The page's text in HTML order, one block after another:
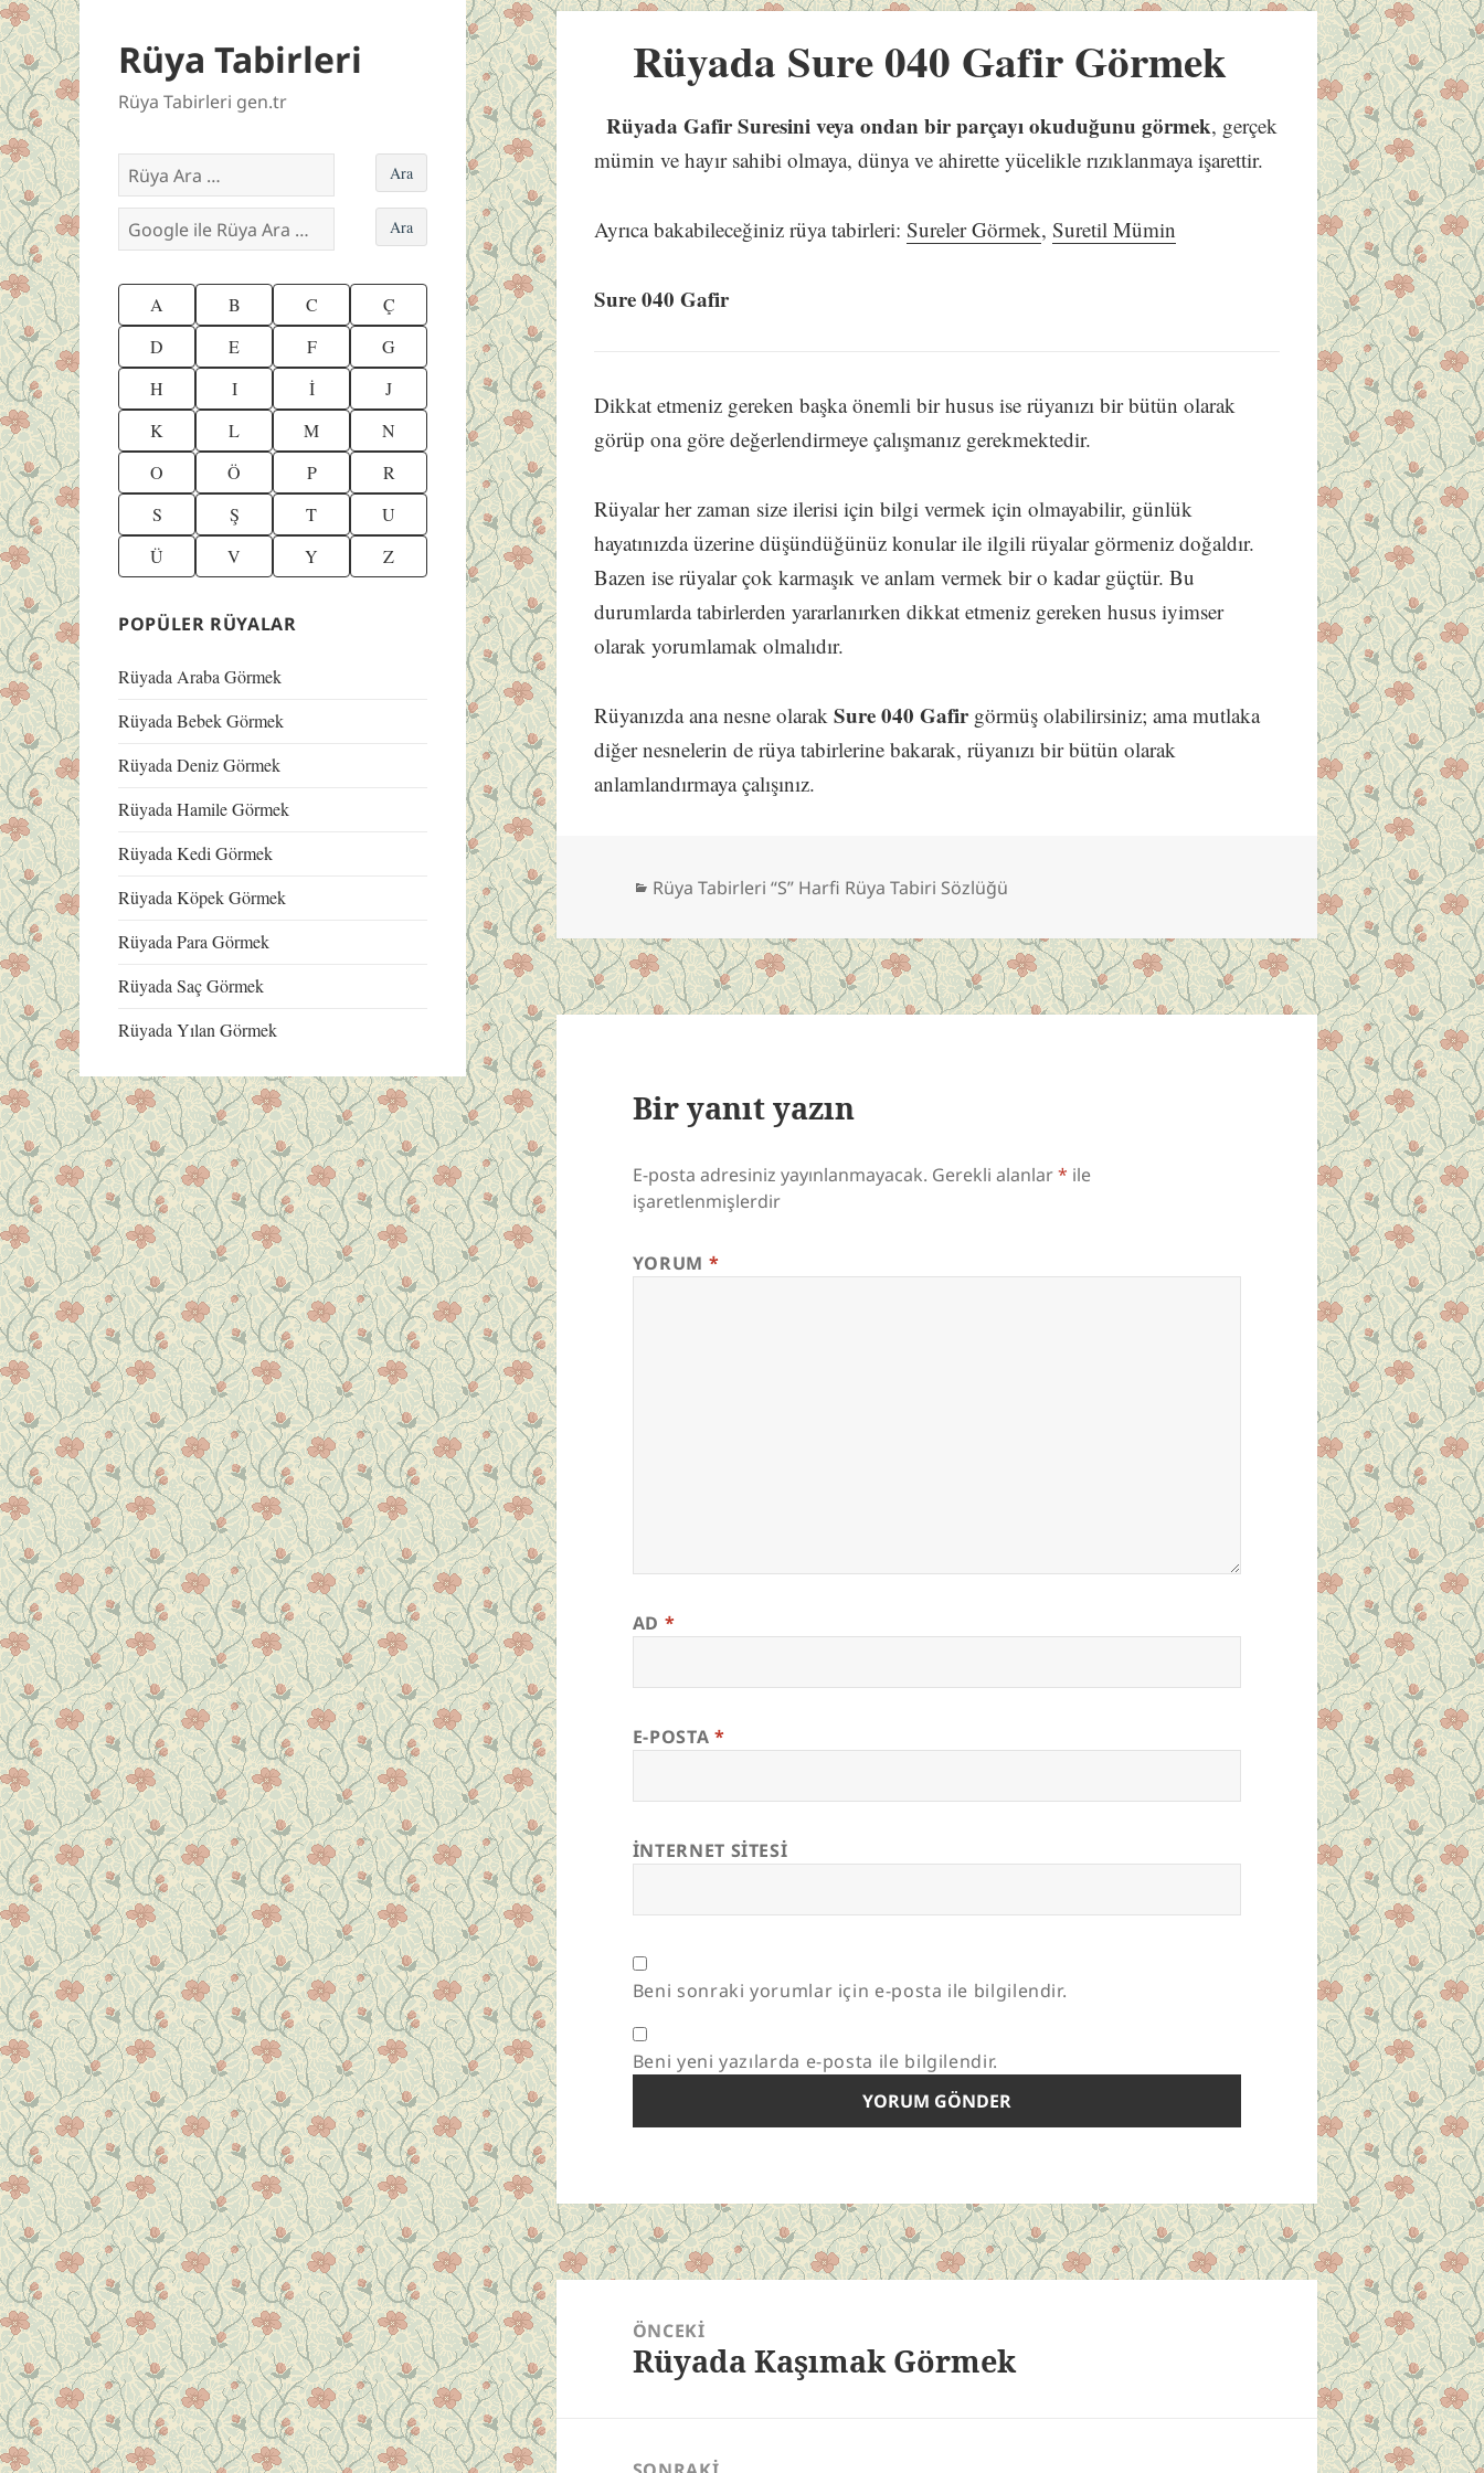
Rüya Tabirleri
Rüya Tabirleri gen.tr
A B C
Ç
D
E F
G
H
I İ
J
K
L M
N
O
Ö P
R
S
Ş T
U
Ü
V Y Z
POPÜLER RÜYALAR
Rüyada Araba Görmek
Rüyada Bebek Görmek
Rüyada Deniz Görmek
Rüyada Hamile Görmek
Rüyada Kedi Görmek
Rüyada Köpek Görmek
Rüyada Para Görmek
Rüyada Saç Görmek
Rüyada Yılan Görmek
Rüyada Sure 040 Gafir Görmek
Rüyada Gafir Suresini veya ondan bir parçayı okuduğunu görmek, gerçek
mümin ve hayır sahibi olmaya, dünya ve ahirette yücelikle rızıklanmaya işarettir.
Ayrıca bakabileceğiniz rüya tabirleri:Sureler Görmek,Suretil Mümin
Sure 040 Gafir
Dikkat etmeniz gereken başka önemli bir husus ise rüyanızı bir bütün olarak
görüp ona göre değerlendirmeye çalışmanız gerekmektedir.
Rüyalar her zaman size ilerisi için bilgi vermek için olmayabilir, günlük
hayatınızda üzerine düşündüğünüz konular ile ilgili rüyalar görmeniz doğaldır.
Bazen ise rüyalar çok karmaşık ve anlam vermek bir o kadar güçtür. Bu
durumlarda tabirlerden yararlanırken dikkat etmeniz gereken husus iyimser
olarak yorumlamak olmalıdır.
Rüyanızda ana nesne olarakSure 040 Gafirgörmüş olabilirsiniz; ama mutlaka
diğer nesnelerin de rüya tabirlerine bakarak, rüyanızı bir bütün olarak
anlamlandırmaya çalışınız.
Kategoriler
Rüya Tabirleri “S” Harfi Rüya Tabiri Sözlüğü
Bir yanıt yazın
E-posta adresiniz yayınlanmayacak. Gerekli alanlar* ile
işaretlenmişlerdir
YORUM *
AD *
E-POSTA *
İNTERNET SITESI
Beni sonraki yorumlar için e-posta ile bilgilendir.
Beni yeni yazılarda e-posta ile bilgilendir.
Yazı
gezinmesiÖNCEKI
Önceki
Rüyada Kaşımak Görmek